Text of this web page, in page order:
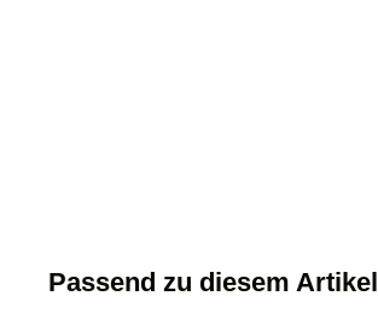
Passend zu diesem Artikel